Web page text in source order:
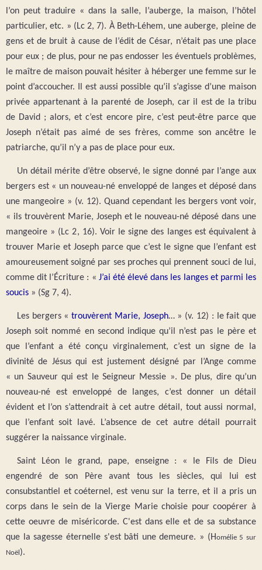
l’on peut traduire « dans la salle, l’auberge, la maison, l’hôtel
particulier, etc. » (Lc 2, 7). À Beth-Léhem, une auberge, pleine de
gens et de bruit à cause de l’édit de César, n’était pas une place
pour eux ; de plus, pour ne pas endosser les éventuels problèmes,
le maître de maison pouvait hésiter à héberger une femme sur le
point d’accoucher. Il est aussi possible qu’il s’agisse d’une maison
privée appartenant à la parenté de Joseph, car il est de la tribu
de David ; alors, et c’est encore pire, c’est peut-être parce que
Joseph n’était pas aimé de ses frères, comme son ancêtre le
patriarche, qu’il n’y a pas de place pour eux.
Un détail mérite d’être observé, le signe donné par l’ange aux
bergers est « un nouveau-né enveloppé de langes et déposé dans
une mangeoire » (v. 12). Quand cependant les bergers vont voir,
« ils trouvèrent Marie, Joseph et le nouveau-né déposé dans une
mangeoire » (Lc 2, 16). Voir le signe des langes est équivalent à
trouver Marie et Joseph parce que c’est le signe que l’enfant est
amoureusement soigné par ses proches qui prennent souci de lui,
comme dit l’Écriture : « J’ai été élevé dans les langes et parmi les
soucis » (Sg 7, 4).
Les bergers «trouvèrent Marie, Joseph… » (v. 12) : le fait que
Joseph soit nommé en second indique qu’il n’est pas le père et
que l’enfant a été conçu virginalement, c’est un signe de la
divinité de Jésus qui est justement désigné par l’Ange comme
« un Sauveur qui est le Seigneur Messie ». De plus, dire qu’un
nouveau-né est enveloppé de langes, c’est donner un détail
évident et l’on s’attendrait à cet autre détail, tout aussi normal,
que l’enfant soit lavé. L’absence de cet autre détail pourrait
suggérer la naissance virginale.
Saint Léon le grand, pape, enseigne : « le Fils de Dieu
engendré de son Père avant tous les siècles, qui lui est
consubstantiel et coéternel, est venu sur la terre, et il a pris un
corps dans le sein de la Vierge Marie choisie pour coopérer à
cette oeuvre de miséricorde. C'est dans elle et de sa substance
que la sagesse éternelle s'est bâti une demeure. » (Homélie 5 sur
Noël ).